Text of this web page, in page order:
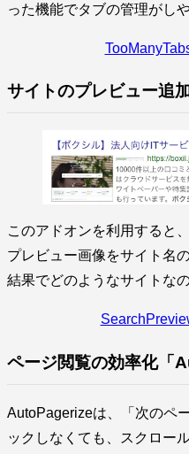
った機能でタブの管理がし
サイトのプレビュー追
このアドオンを利用すると
プレビュー画像をサイト名
結果でどのようなサイトな
ページ閲覧の効率化「
AutoPagerizeは、「次のペ
ックしなくても、スクロー